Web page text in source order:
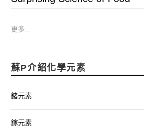
更多...
蘇P介紹化學元素
鍺元素
鎵元素